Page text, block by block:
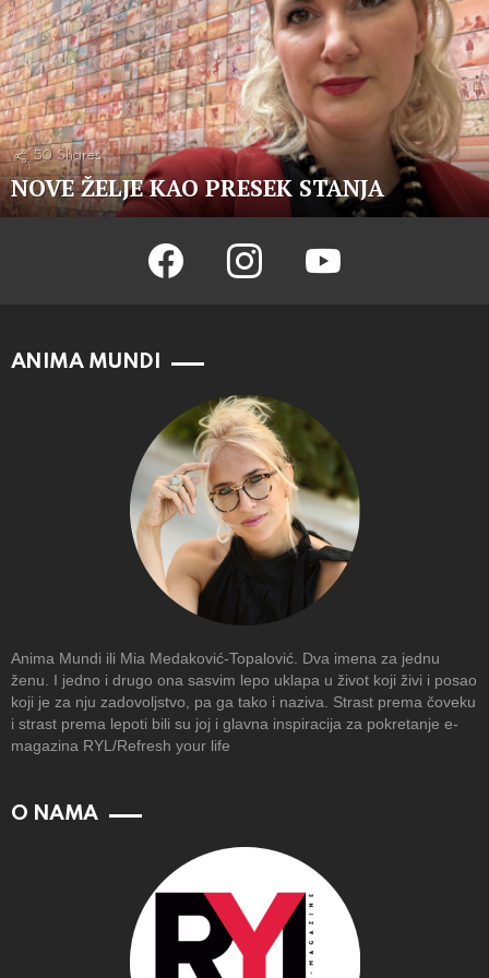
50 Shares
NOVE ŽELJE KAO PRESEK STANJA
facebook instagram youtube
ANIMA MUNDI
Anima Mundi ili Mia Medaković-Topalović. Dva imena za jednu
ženu. I jedno i drugo ona sasvim lepo uklapa u život koji živi i posao
koji je za nju zadovoljstvo, pa ga tako i naziva. Strast prema čoveku
i strast prema lepoti bili su joj i glavna inspiracija za pokretanje e-
magazina RYL/Refresh your life
O NAMA